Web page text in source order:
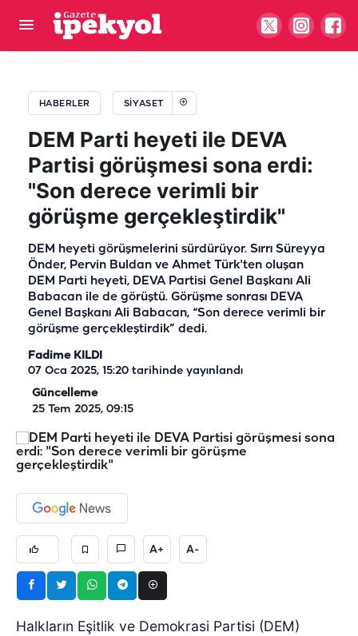
HABERLER SIYASET
DEM Parti heyeti ile DEVA
Partisi görüşmesi sona erdi:
"Son derece verimli bir
görüşme gerçekleştirdik"
DEM heyeti görüşmelerini sürdürüyor. Sırrı Süreyya
Önder, Pervin Buldan ve Ahmet Türk'ten oluşan
DEM Parti heyeti, DEVA Partisi Genel Başkanı Ali
Babacan ile de görüştü. Görüşme sonrası DEVA
Genel Başkanı Ali Babacan, “Son derece verimli bir
görüşme gerçekleştirdik” dedi.
Fadime KILDI
07 Oca 2025, 15:20 tarihinde yayınlandı
Güncelleme
25 Tem 2025, 09:15
A+ A-
Halkların Eşitlik ve Demokrasi Partisi (DEM)
Terörsüz Türkiye Yasası Meclis'te!
perçinleyecek